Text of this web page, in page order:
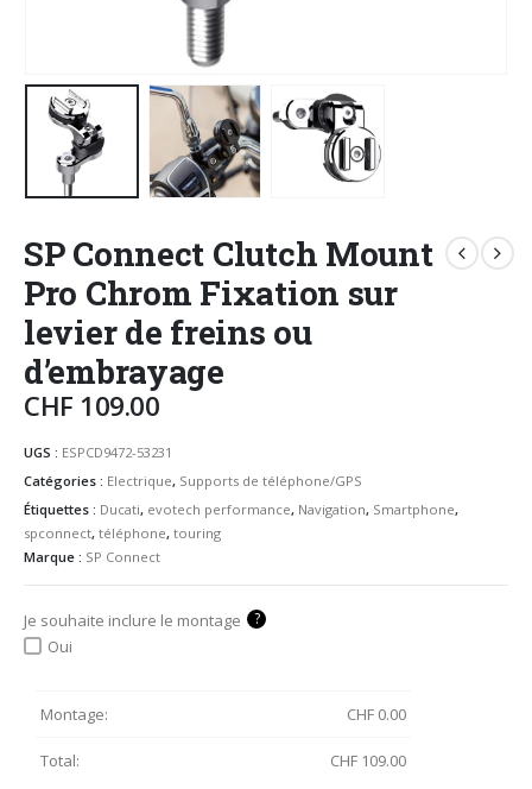
SP Connect Clutch Mount
Pro Chrom Fixation sur
levier de freins ou
d’embrayage
CHF 109.00
UGS : ESPCD9472-53231
Catégories : Electrique, Supports de téléphone/GPS
Étiquettes : Ducati, evotech performance, Navigation, Smartphone,
spconnect, téléphone, touring
Marque : SP Connect
Je souhaite inclure le montage ?
Oui
Montage: CHF 0.00
Total: CHF 109.00